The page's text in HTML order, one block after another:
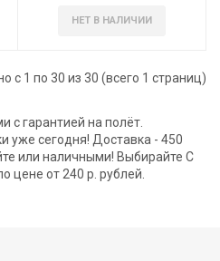
НЕТ В НАЛИЧИИ
с 1 по 30 из 30 (всего 1 страниц)
с гарантией на полёт.
уже сегодня! Доставка - 450
или наличными! Выбирайте С
цене от 240 р. рублей.